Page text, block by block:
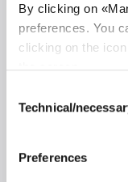
By clicking on
preferences. You
clicking on the
Selection
Technical/
Preferences
possibile